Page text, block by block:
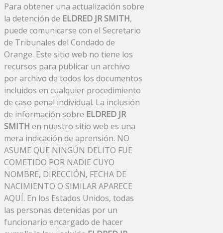
Para obtener una actualización sobre
la detención de ELDRED JR SMITH,
puede comunicarse con el Secretario
de Tribunales del Condado de
Orange. Este sitio web no tiene los
recursos para publicar un archivo
por archivo de todos los documentos
incluidos en cualquier procedimiento
de caso penal individual. La inclusión
de información sobre ELDRED JR
SMITH en nuestro sitio web es una
mera indicación de aprensión. NO
ASUME QUE NINGÚN DELITO FUE
COMETIDO POR NADIE CUYO
NOMBRE, DIRECCIÓN, FECHA DE
NACIMIENTO O SIMILAR APARECE
AQUÍ. En los Estados Unidos, todas
las personas detenidas por un
funcionario encargado de hacer